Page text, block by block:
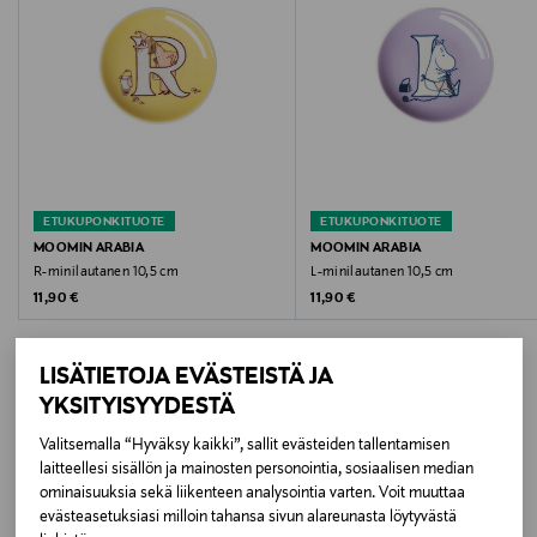
LISÄTIETOJA EVÄSTEISTÄ JA
YKSITYISYYDESTÄ
Valitsemalla “Hyväksy kaikki”, sallit evästeiden tallentamisen
laitteellesi sisällön ja mainosten personointia, sosiaalisen median
ominaisuuksia sekä liikenteen analysointia varten. Voit muuttaa
evästeasetuksiasi milloin tahansa sivun alareunasta löytyvästä
Konepesun-, uunin-, mikron- ja pakkasenkestävä
One size
Valmistusmaa
Thaimaa
Valmistajan tuotenumero
1075841
Valmistaja
Fiskars Oyj
ETUKUPONKITUOTE
MOOMIN ARABIA
R-minilautanen 10,5 cm
Original Price
11,90 €
ETUKUPONKITUOTE
MOOMIN ARABIA
L-minilautanen 10,5 cm
Original Price
11,90 €
LISÄÄ KIINNOSTAVIA
TUOTTEITA